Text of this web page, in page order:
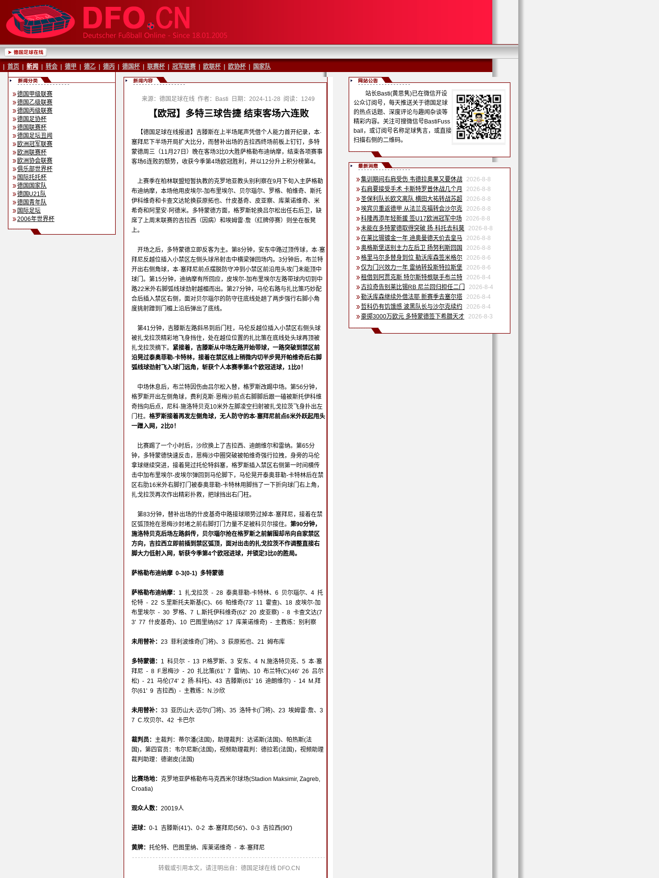
首页 新闻 转会 德甲 德乙 德丙 德国杯 联赛杯 冠军联赛 欧联杯 欧协杯 国家队
德国甲级联赛
德国乙级联赛
德国丙级联赛
德国足协杯
德国联赛杯
德国足坛丑闻
欧洲冠军联赛
欧洲联赛杯
欧洲协会联赛
俱乐部世界杯
国际托托杯
德国国家队
德国U21队
德国青年队
国际足坛
2006年世界杯
来源：德国足球在线 作者：Basti 日期：2024-11-28 阅读：1249
【欧冠】多特三球告捷 结束客场六连败
【德国足球在线报道】吉滕斯在上半场尾声凭借个人能力首开纪录，本·
塞拜尼下半场开局扩大比分，而替补出场的吉拉西终场前板上钉钉，多特
蒙德周三（11月27日）晚在客场3比0大胜萨格勒布迪纳摩，结束各项赛事
客场6连败的颓势，收获今季第4场欧冠胜利，并以12分升上积分榜第4。
上赛季在柏林联盟短暂执教的克罗地亚教头别利察在9月下旬入主萨格勒
布迪纳摩，本场他用皮埃尔-加布里埃尔、贝尔瑙尔、罗格、帕维奇、斯托
伊科维奇和卡查文达轮换荻原拓也、什皮基奇、皮亚察、库莱诺维奇、米
希奇和阿里安·阿德米。多特蒙德方面，格罗斯轮换吕尔松出任右后卫，缺
席了上周末联赛的吉拉西（因病）和埃姆雷·詹（红牌停赛）则坐在板凳
上。
开场之后，多特蒙德立即反客为主。第8分钟，安东中路过顶传球，本·塞
拜尼反越位插入小禁区左侧头球吊射击中横梁弹回场内。3分钟后，布兰特
开出右侧角球，本·塞拜尼前点摆脱防守冲到小禁区前沿甩头攻门未能顶中
球门。第15分钟，迪纳摩有所回应，皮埃尔-加布里埃尔左路带球内切到中
路22米外右脚弧线球劲射越楣而出。第27分钟，马伦右路与扎比策巧妙配
合后插入禁区右侧，面对贝尔瑙尔的防守往底线处趟了两步强行右脚小角
度挑射蹭到门楣上沿后弹出了底线。
第41分钟，吉滕斯左路斜吊到后门柱，马伦反越位插入小禁区右侧头球
被扎戈拉茨精彩地飞身挡住，处在越位位置的扎比策在底线处头球再顶被
扎戈拉茨摘下。 紧接着，吉滕斯从中场左路开始带球，一路突破到禁区前
沿晃过泰奥菲勒-卡特林，接着在禁区线上稍微内切半步晃开帕维奇后右脚
弧线球劲射飞入球门远角，斩获个人本赛季第4个欧冠进球，1比0！
中场休息后，布兰特因伤由吕尔松入替，格罗斯改踢中场。第56分钟，
格罗斯开出左侧角球，费利克斯·恩梅沙前点右脚脚后跟一磕被斯托伊科维
奇挡向后点，尼科·施洛特贝克10米外左脚凌空扫射被扎戈拉茨飞身扑出左
门柱。 格罗斯接着再发左侧角球，无人防守的本·塞拜尼前点6米外跃起甩头
一蹭入网，2比0！
比赛踢了一个小时后，沙欣换上了吉拉西、迪朗维尔和雷纳。第65分
钟，多特蒙德快速反击，恩梅沙中圈突破被帕维奇强行拉拽，身旁的马伦
拿球继续突进，接着晃过托伦特斜塞，格罗斯插入禁区右侧第一时间横传
击中加布里埃尔-皮埃尔弹回到马伦脚下，马伦晃开泰奥菲勒-卡特林后在禁
区右肋16米外右脚打门被泰奥菲勒-卡特林用脚挡了一下折向球门右上角，
扎戈拉茨再次作出精彩扑救，把球挡出右门柱。
第83分钟，替补出场的什皮基奇中路接球顺势过掉本·塞拜尼，接着在禁
区弧顶抢在恩梅沙封堵之前右脚打门力量不足被科贝尔接住。 第90分钟，
施洛特贝克后场左路斜传，贝尔瑙尔抢在格罗斯之前解围却吊向自家禁区
方向，吉拉西立即前插到禁区弧顶，面对出击的扎戈拉茨不作调整直接右
脚大力低射入网，斩获今季第4个欧冠进球，并锁定3比0的胜局。
萨格勒布迪纳摩 0-3(0-1) 多特蒙德
萨格勒布迪纳摩： 1 扎戈拉茨 - 28 泰奥菲勒-卡特林、6 贝尔瑙尔、4 托
伦特 - 22 S.里斯托夫斯基(C)、66 帕维奇(73' 11 霍查)、18 皮埃尔-加
布里埃尔 - 30 罗格、7 L.斯托伊科维奇(62' 20 皮亚察) - 8 卡查文达(7
3' 77 什皮基奇)、10 巴图里纳(62' 17 库莱诺维奇) - 主教练：别利察
未用替补： 23 菲利波维奇(门将)、3 荻原拓也、21 姆布库
多特蒙德： 1 科贝尔 - 13 P.格罗斯、3 安东、4 N.施洛特贝克、5 本·塞
拜尼 - 8 F.恩梅沙 - 20 扎比策(61' 7 雷纳)、10 布兰特(C)(46' 26 吕尔
松) - 21 马伦(74' 2 扬·科托)、43 吉滕斯(61' 16 迪朗维尔) - 14 M.拜
尔(61' 9 吉拉西) - 主教练：N.沙欣
未用替补： 33 亚历山大·迈尔(门将)、35 洛特卡(门将)、23 埃姆雷·詹、3
7 C.坎贝尔、42 卡巴尔
裁判员： 主裁判：蒂尔潘(法国)，助理裁判：达诺斯(法国)、帕热斯(法
国)，第四官员：韦尔尼斯(法国)，视频助理裁判：德拉若(法国)，视频助理
裁判助理：德谢皮(法国)
比赛场地： 克罗地亚萨格勒布马克西米尔球场(Stadion Maksimir, Zagreb,
Croatia)
观众人数： 20019人
进球： 0-1 吉滕斯(41')、0-2 本·塞拜尼(56')、0-3 吉拉西(90')
黄牌： 托伦特、巴图里纳、库莱诺维奇 - 本·塞拜尼
转载或引用本文，请注明出自：德国足球在线 DFO.CN
站长Basti(黄思隽)已在微信开设
公众订阅号，每天推送关于德国足球
的热点话题、深度评论与趣闻杂谈等
精彩内容。关注可搜微信号BastiFuss
ball，或订阅号名称足球隽言，或直接
扫描右侧的二维码。
集训期间右肩受伤 韦德拉奥果又要休战
2026-8-8
右肩要接受手术 卡斯特罗普休战几个月
2026-8-8
圣保利队长欧文离队 横田大祐转战苏超
2026-8-8
埃宾贝重返德甲 从法兰克福转会沙尔克
2026-8-8
科隆再添年轻新援 签U17欧洲冠军中场
2026-8-8
未能在多特蒙德取得突破 扬·科托去科莫
2026-8-8
在莱比锡镀金一年 迪奥曼德天价去皇马
2026-8-8
奥格斯堡送别主力左后卫 扬努利斯回国
2026-8-8
格里马尔多替身到位 勒沃库森签米格尔
2026-8-6
仅为门兴效力一年 雷纳转投斯特拉斯堡
2026-8-6
租借到阿贾克斯 特尔斯特根联手布兰特
2026-8-4
古拉奇告别莱比锡RB 尼兰回归担任二门
2026-8-4
勒沃库森继续外借法耶 新赛季去塞尔塔
2026-8-4
哲科仍有饥饿感 波黑队长与沙尔克续约
2026-8-4
豪掷3000万欧元 多特蒙德签下希腊天才
2026-8-3